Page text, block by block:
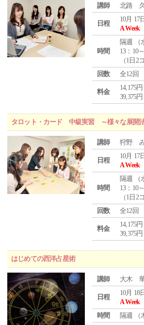
講師 北路
日程
10月 17
A Week
時間
隔週 （
13：10
（1日2
回数
全12回
料金
14,175
39,375
タロット・カード 中級実習 ～様々な展開
講師 狩野
日程
10月 17
A Week
時間
隔週 （
13：10
（1日2
回数
全12回
料金
14,175
39,375
はじめての西洋占星術
講師 大木
日程
10月 18
A Week
時間
隔週 （